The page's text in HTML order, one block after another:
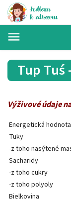
Tup
Výživové údaje
Energetická hodnota
Tuky
-z toho nasýtené
Sacharidy
-z toho cukry
-z toho polyoly
Bielkovina